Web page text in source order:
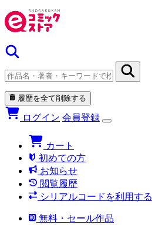
履歴を全て削除する
ログイン 会員登録
カート
初めての方
お知らせ
閲覧履歴
シリアルコードを利用する
無料・セール作品